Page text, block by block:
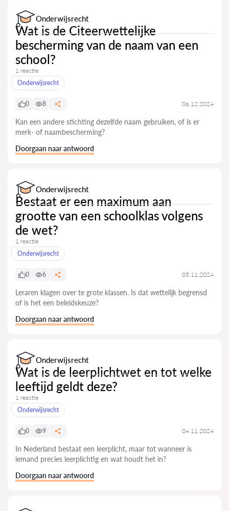
Onderwijsrecht
Wat is de Citeerwettelijke
bescherming van de naam van een
school?
1 reactie
Onderwijsrecht
0 8 06.12.2024
Kan een andere stichting dezelfde naam gebruiken, of is er
merk- of naambescherming?
Doorgaan naar antwoord
Onderwijsrecht
Bestaat er een maximum aan
grootte van een schoolklas volgens
de wet?
1 reactie
Onderwijsrecht
0 6 05.11.2024
Leraren klagen over te grote klassen. Is dat wettelijk begrensd
of is het een beleidskeuze?
Doorgaan naar antwoord
Onderwijsrecht
Wat is de leerplichtwet en tot welke
leeftijd geldt deze?
1 reactie
Onderwijsrecht
0 9 04.11.2024
In Nederland bestaat een leerplicht, maar tot wanneer is
iemand precies leerplichtig en wat houdt het in?
Doorgaan naar antwoord